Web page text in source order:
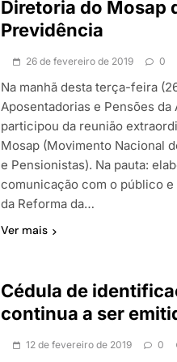
Diretoria do Mosap
Previdência
26 de fevereiro de 2019 0
Na manhã desta terça-feira
Aposentadorias e Pensões da
participou da reunião
Mosap (Movimento Nacional
e Pensionistas). Na pauta:
comunicação com o público e
da Reforma da…
Ver mais
Cédula de
continua a ser
12 de fevereiro de 2019 0